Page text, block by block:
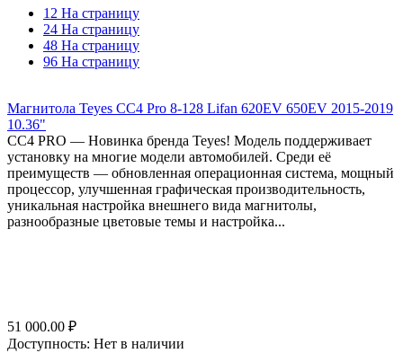
12 На страницу
24 На страницу
48 На страницу
96 На страницу
Магнитола Teyes CC4 Pro 8-128 Lifan 620EV 650EV 2015-2019
10.36"
СС4 PRO — Новинка бренда Teyes! Модель поддерживает
установку на многие модели автомобилей. Среди её
преимуществ — обновленная операционная система, мощный
процессор, улучшенная графическая производительность,
уникальная настройка внешнего вида магнитолы,
разнообразные цветовые темы и настройка...
51 000.00 ₽
Доступность: Нет в наличии